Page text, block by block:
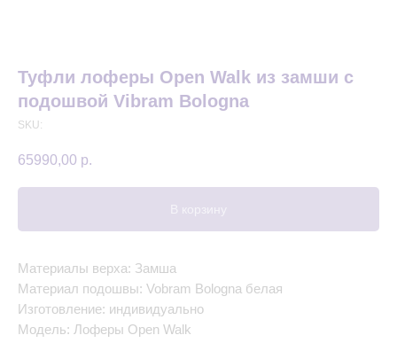
Туфли лоферы Open Walk из замши с
подошвой Vibram Bologna
SKU:
65990,00 р.
В корзину
Материалы верха: Замша
Материал подошвы: Vobram Bologna белая
Изготовление: индивидуально
Модель: Лоферы Open Walk